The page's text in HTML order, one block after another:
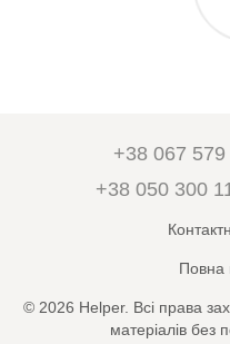
+38 067
+38 050 300
Повна
© 2026 Helper. Всі права
матеріалів без